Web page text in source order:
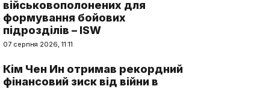
військовополонених для
формування бойових
підрозділів – ISW
07 серпня 2026, 11:11
Кім Чен Ин отримав рекордний
фінансовий зиск від війни в